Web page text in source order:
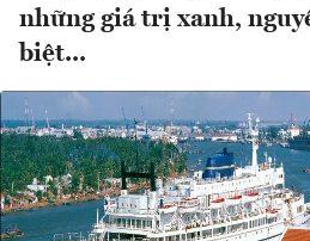
những giá trị xanh,
biệt...